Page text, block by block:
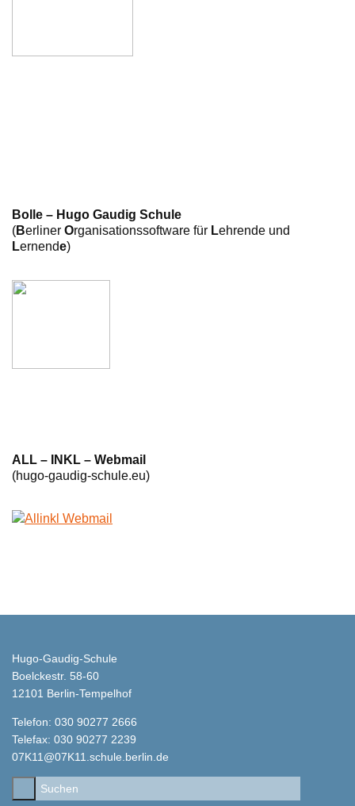
Bolle – Hugo Gaudig Schule
(Berliner Organisationssoftware für Lehrende und
Lernende)
ALL – INKL – Webmail
(hugo-gaudig-schule.eu)
Hugo-Gaudig-Schule
Boelckestr. 58-60
12101 Berlin-Tempelhof
Telefon: 030 90277 2666
Telefax: 030 90277 2239
07K11@07K11.schule.berlin.de